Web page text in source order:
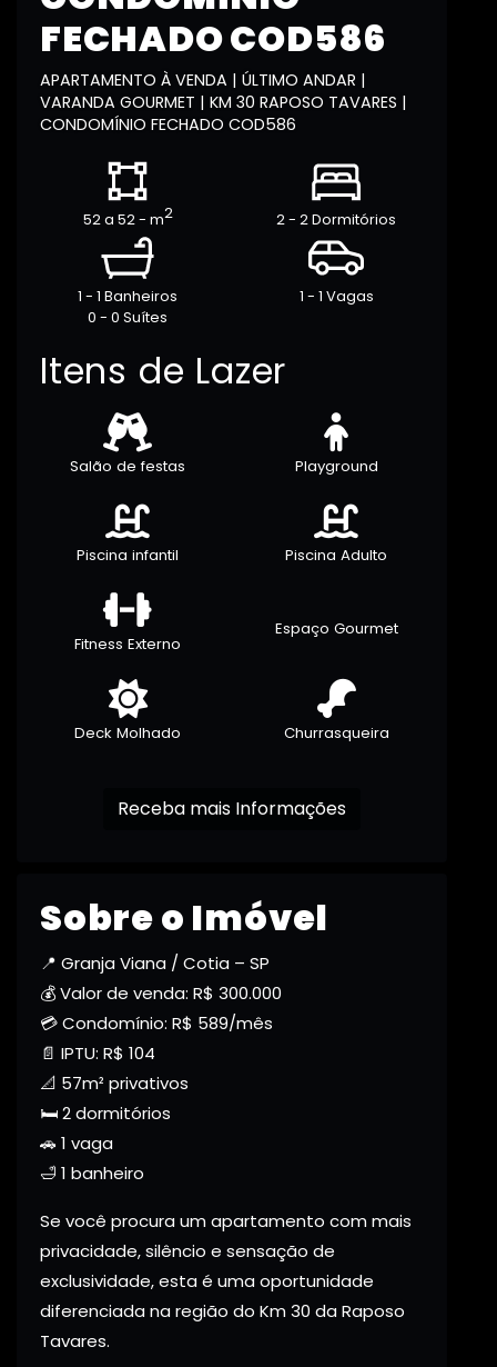
FECHADO COD586
APARTAMENTO À VENDA | ÚLTIMO ANDAR |
VARANDA GOURMET | KM 30 RAPOSO TAVARES |
CONDOMÍNIO FECHADO COD586
52 a 52 - m2 2 - 2 Dormitórios
1 - 1 Banheiros
0 - 0 Suítes
1 - 1 Vagas
Itens de Lazer
Salão de festas Playground
Piscina infantil Piscina Adulto
Fitness Externo
Espaço Gourmet
Deck Molhado Churrasqueira
Receba mais Informações
Sobre o Imóvel
📍 Granja Viana / Cotia – SP
💰 Valor de venda: R$ 300.000
💳 Condomínio: R$ 589/mês
📄 IPTU: R$ 104
📐 57m² privativos
🛏️ 2 dormitórios
🚗 1 vaga
🛁 1 banheiro
Se você procura um apartamento com mais
privacidade, silêncio e sensação de
exclusividade, esta é uma oportunidade
diferenciada na região do Km 30 da Raposo
Tavares.